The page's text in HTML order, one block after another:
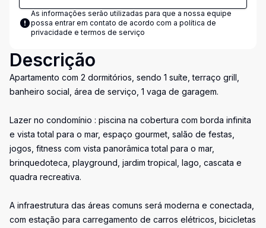
As informações serão utilizadas para que a nossa equipe
possa entrar em contato de acordo com a política de
privacidade e termos de serviço
Descrição
Apartamento com 2 dormitórios, sendo 1 suíte, terraço grill,
banheiro social, área de serviço, 1 vaga de garagem.
Lazer no condomínio : piscina na cobertura com borda infinita
e vista total para o mar, espaço gourmet, salão de festas,
jogos, fitness com vista panorâmica total para o mar,
brinquedoteca, playground, jardim tropical, lago, cascata e
quadra recreativa.
A infraestrutura das áreas comuns será moderna e conectada,
com estação para carregamento de carros elétricos, bicicletas